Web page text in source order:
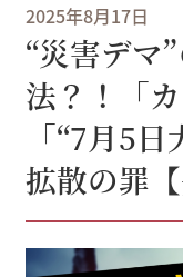
2025年8月17日
“災害デマ
法？！「
「“7月5
拡散の罪